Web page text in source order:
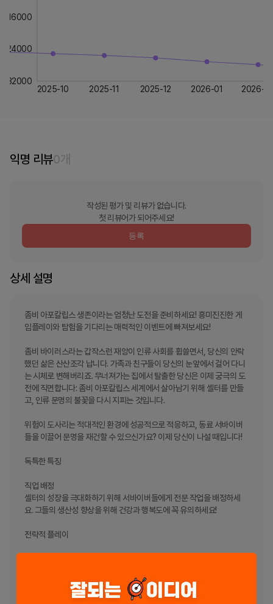
2025-10 2025-11 2025-12 2026-01 2026-
16000
24000
32000
익명 리뷰0개
작성된 평가 및 리뷰가 없습니다.
첫 리뷰어가 되어주세요!
등록
상세 설명
좀비 아포칼립스 생존이라는 엄청난 도전을 준비하세요! 흥미진진한 게
임플레이와 탐험을 기다리는 매력적인 이벤트에 빠져보세요!
좀비 바이러스라는 갑작스런 재앙이 인류 사회를 휩쓸면서, 당신의 안락
했던 삶은 산산조각 납니다. 가족과 친구들이 당신의 눈앞에서 걸어 다니
는 시체로 변해버리죠. 무너져가는 집에서 탈출한 당신은 이제 궁극의 도
전에 직면합니다: 좀비 아포칼립스 세계에서 살아남기 위해 셸터를 만들
고, 인류 문명의 불꽃을 다시 지피는 것입니다.
위험이 도사리는 적대적인 환경에 성공적으로 적응하고, 동료 서바이버
들을 이끌어 문명을 재건할 수 있으신가요? 이제 당신이 나설 때입니다!
독특한 특징
직업 배정
셸터의 성장을 극대화하기 위해 서바이버들에게 전문 작업을 배정하세
요. 그들의 생산성 향상을 위해 건강과 행복도에 꼭 유의하세요!
전략적 플레이
보물을 탐색하고 위험이 도사리는 새로운 영역을 개척하세요.